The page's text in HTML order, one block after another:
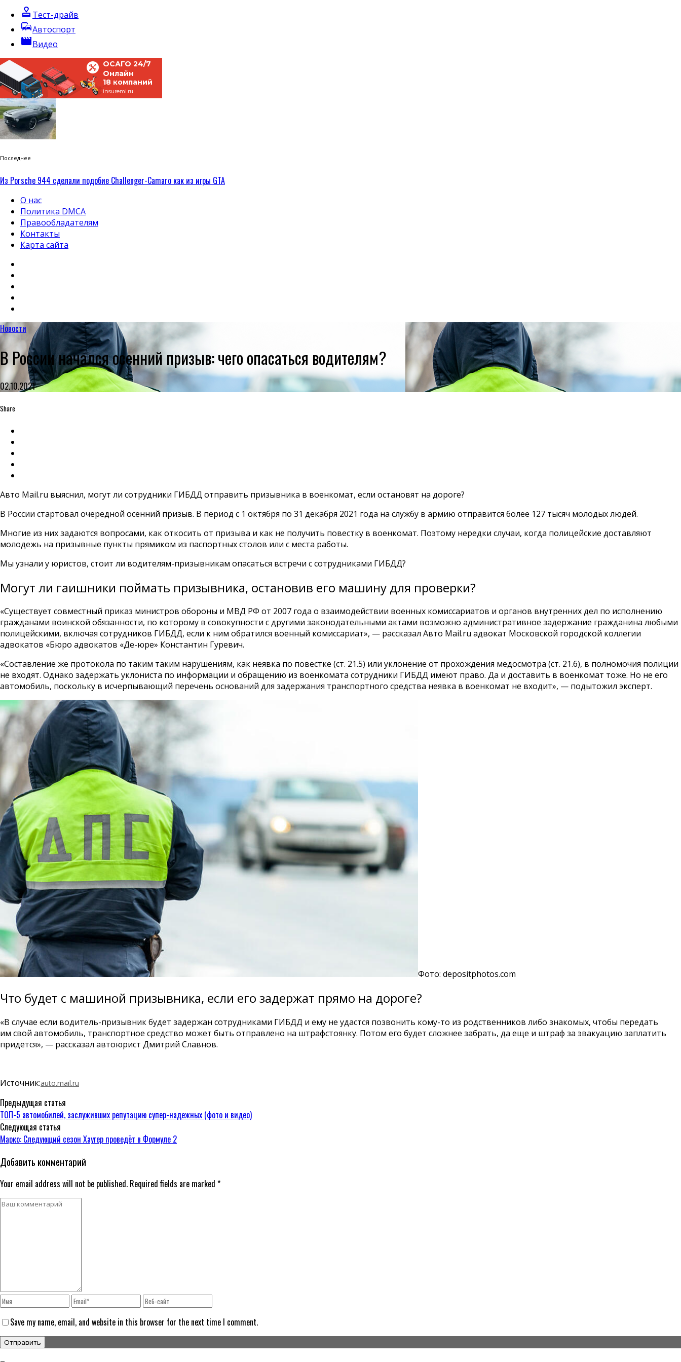
approval Тест-драйв
commuteАвтоспорт
movieВидео
ОСАГО 24/7
Онлайн
18 компаний
insuremi.ru
Последнее
Из Porsche 944 сделали подобие Challenger-Camaro как из игры GTA
О нас
Политика DMCA
Правообладателям
Контакты
Карта сайта
Новости
В России начался осенний призыв: чего опасаться водителям?
02.10.2021
Share
Авто Mail.ru выяснил, могут ли сотрудники ГИБДД отправить призывника в военкомат, если остановят на дороге?
В России стартовал очередной осенний призыв. В период с 1 октября по 31 декабря 2021 года на службу в армию отправится более 127 тысяч молодых людей.
Многие из них задаются вопросами, как откосить от призыва и как не получить повестку в военкомат. Поэтому нередки случаи, когда полицейские доставляют
молодежь на призывные пункты прямиком из паспортных столов или с места работы.
Мы узнали у юристов, стоит ли водителям-призывникам опасаться встречи с сотрудниками ГИБДД?
Могут ли гаишники поймать призывника, остановив его машину для проверки?
«Существует совместный приказ министров обороны и МВД РФ от 2007 года о взаимодействии военных комиссариатов и органов внутренних дел по исполнению
гражданами воинской обязанности, по которому в совокупности с другими законодательными актами возможно административное задержание гражданина любыми
полицейскими, включая сотрудников ГИБДД, если к ним обратился военный комиссариат», — рассказал Авто Mail.ru адвокат Московской городской коллегии
адвокатов «Бюро адвокатов «Де-юре» Константин Гуревич.
«Составление же протокола по таким таким нарушениям, как неявка по повестке (ст. 21.5) или уклонение от прохождения медосмотра (ст. 21.6), в полномочия полиции
не входят. Однако задержать уклониста по информации и обращению из военкомата сотрудники ГИБДД имеют право. Да и доставить в военкомат тоже. Но не его
автомобиль, поскольку в исчерпывающий перечень оснований для задержания транспортного средства неявка в военкомат не входит», — подытожил эксперт.
Фото: depositphotos.com
Что будет с машиной призывника, если его задержат прямо на дороге?
«В случае если водитель-призывник будет задержан сотрудниками ГИБДД и ему не удастся позвонить кому-то из родственников либо знакомых, чтобы передать
им свой автомобиль, транспортное средство может быть отправлено на штрафстоянку. Потом его будет сложнее забрать, да еще и штраф за эвакуацию заплатить
придется», — рассказал автоюрист Дмитрий Славнов.
Источник:auto.mail.ru
Предыдущая статья
ТОП-5 автомобилей, заслуживших репутацию супер-надежных (фото и видео)
Следующая статья
Марко: Следующий сезон Хаугер проведёт в Формуле 2
Добавить комментарий
Your email address will not be published. Required fields are marked *
Save my name, email, and website in this browser for the next time I comment.